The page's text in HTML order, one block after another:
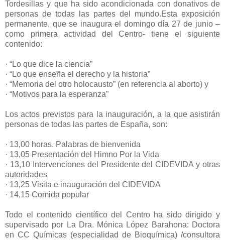
Tordesillas y que ha sido acondicionada con donativos de
personas de todas las partes del mundo.Esta exposición
permanente, que se inaugura el domingo día 27 de junio –
como primera actividad del Centro- tiene el siguiente
contenido:
· “Lo que dice la ciencia”
· “Lo que enseña el derecho y la historia”
· “Memoria del otro holocausto” (en referencia al aborto) y
· “Motivos para la esperanza”
Los actos previstos para la inauguración, a la que asistirán
personas de todas las partes de España, son:
· 13,00 horas. Palabras de bienvenida
· 13,05 Presentación del Himno Por la Vida
· 13,10 Intervenciones del Presidente del CIDEVIDA y otras
autoridades
· 13,25 Visita e inauguración del CIDEVIDA
· 14,15 Comida popular
Todo el contenido científico del Centro ha sido dirigido y
supervisado por La Dra. Mónica López Barahona: Doctora
en CC Químicas (especialidad de Bioquímica) /consultora